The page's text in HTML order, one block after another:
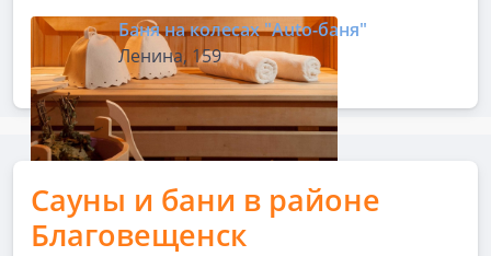
Баня на колесах "Auto-баня"
Ленина, 159
Сауны и бани в районе
Благовещенск